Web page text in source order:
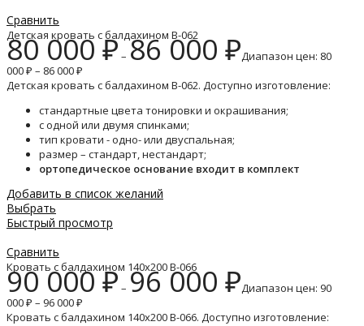
Сравнить
Детская кровать с балдахином B-062
80 000₽– 86 000 ₽Диапазон цен: 80
000 ₽ – 86 000 ₽
Детская кровать с балдахином B-062. Доступно изготовление:
стандартные цвета тонировки и окрашивания;
с одной или двумя спинками;
тип кровати - одно- или двуспальная;
размер – стандарт, нестандарт;
ортопедическое основание входит в комплект
Добавить в список желаний
Выбрать
Быстрый просмотр
Сравнить
Кровать с балдахином 140х200 B-066
90 000₽– 96 000 ₽Диапазон цен: 90
000 ₽ – 96 000 ₽
Кровать с балдахином 140х200 B-066. Доступно изготовление: